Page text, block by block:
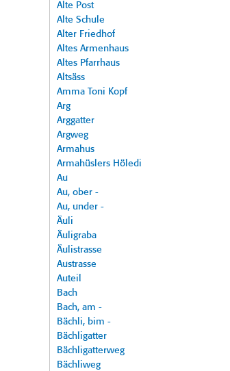
Alte Post
Alte Schule
Alter Friedhof
Altes Armenhaus
Altes Pfarrhaus
Altsäss
Amma Toni Kopf
Arg
Arggatter
Argweg
Armahus
Armahüslers Höledi
Au
Au, ober -
Au, under -
Äuli
Äuligraba
Äulistrasse
Austrasse
Auteil
Bach
Bach, am -
Bächli, bim -
Bächligatter
Bächligatterweg
Bächliweg